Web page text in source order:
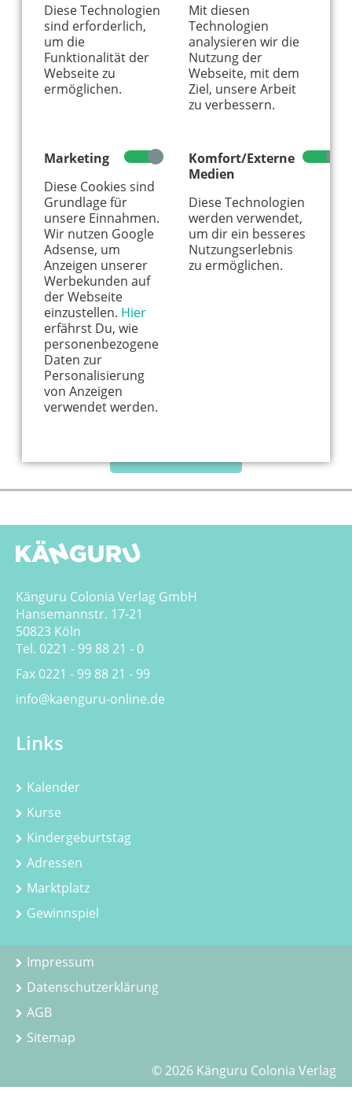
Diese Technologien
sind erforderlich,
um die
Funktionalität der
Webseite zu
ermöglichen.
Mit diesen
Technologien
analysieren wir die
Nutzung der
Webseite, mit dem
Ziel, unsere Arbeit
zu verbessern.
Marketing
Diese Cookies sind
Grundlage für
unsere Einnahmen.
Wir nutzen Google
Adsense, um
Anzeigen unserer
Werbekunden auf
der Webseite
einzustellen. Hier
erfährst Du, wie
personenbezogene
Daten zur
Personalisierung
von Anzeigen
verwendet werden.
Komfort/Externe
Medien
Diese Technologien
werden verwendet,
um dir ein besseres
Nutzungserlebnis
zu ermöglichen.
Hier könnte Werbung stehen, mit der wir uns
finanzieren. Bitte akzeptiere dieCookie-Meldung
Känguru Colonia Verlag GmbH
Hansemannstr. 17-21
50823 Köln
Tel. 0221 - 99 88 21 - 0
Fax 0221 - 99 88 21 - 99
info@kaenguru-online.de
Links
Kalender
Kurse
Kindergeburtstag
Adressen
Marktplatz
Gewinnspiel
© 2026 Känguru Colonia Verlag
Impressum
Datenschutzerklärung
AGB
Sitemap